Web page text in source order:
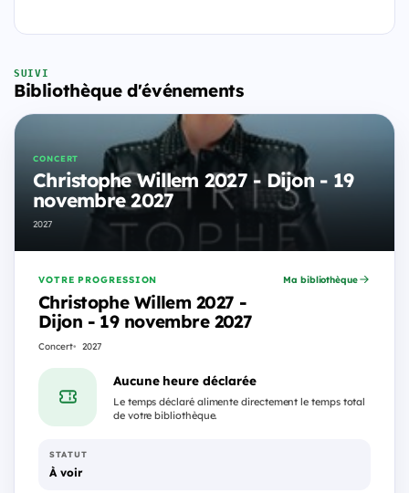
SUIVI
Bibliothèque d'événements
CONCERT
Christophe Willem 2027 - Dijon - 19
novembre 2027
2027
VOTRE PROGRESSION
Christophe Willem 2027 -
Dijon - 19 novembre 2027
Concert 2027
Ma bibliothèque
Aucune heure déclarée
Le temps déclaré alimente directement le temps total
de votre bibliothèque.
STATUT
À voir